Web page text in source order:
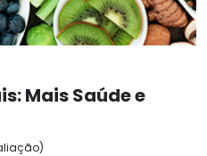
Mais Saúde e
)